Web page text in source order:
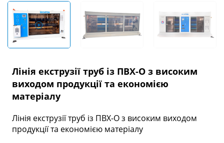
Лінія екструзії труб із ПВХ-О з високим
виходом продукції та економією
матеріалу
Лінія екструзії труб із ПВХ-О з високим виходом
продукції та економією матеріалу